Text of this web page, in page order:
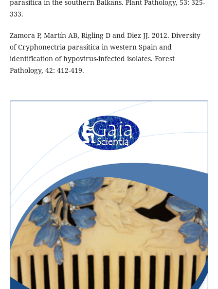
parasitica in the southern Balkans. Plant Pathology, 53: 325-
333.
Zamora P, Martín AB, Rigling D and Diez JJ. 2012. Diversity
of Cryphonectria parasitica in western Spain and
identification of hypovirus-infected isolates. Forest
Pathology, 42: 412-419.